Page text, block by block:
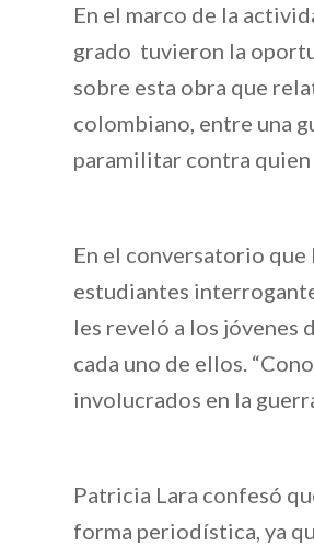
En el marco de la
grado tuvieron la
sobre esta obra que
colombiano, entre una
paramilitar contra
En el conversatorio que
estudiantes
les reveló a los jóvenes
cada uno de ellos.
involucrados en la
Patricia Lara confesó
forma periodística, ya